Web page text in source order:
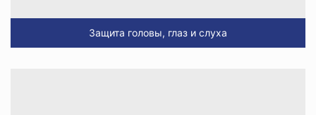
Защита головы, глаз и слуха